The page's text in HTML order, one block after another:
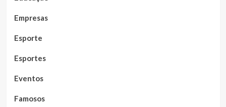
Empresas
Esporte
Esportes
Eventos
Famosos